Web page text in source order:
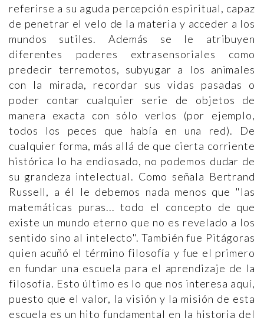
referirse a su aguda percepción espiritual, capaz
de penetrar el velo de la materia y acceder a los
mundos sutiles. Además se le atribuyen
diferentes poderes extrasensoriales como
predecir terremotos, subyugar a los animales
con la mirada, recordar sus vidas pasadas o
poder contar cualquier serie de objetos de
manera exacta con sólo verlos (por ejemplo,
todos los peces que había en una red). De
cualquier forma, más allá de que cierta corriente
histórica lo ha endiosado, no podemos dudar de
su grandeza intelectual. Como señala Bertrand
Russell, a él le debemos nada menos que "las
matemáticas puras... todo el concepto de que
existe un mundo eterno que no es revelado a los
sentido sino al intelecto". También fue Pitágoras
quien acuñó el término filosofía y fue el primero
en fundar una escuela para el aprendizaje de la
filosofía. Esto último es lo que nos interesa aquí,
puesto que el valor, la visión y la misión de esta
escuela es un hito fundamental en la historia del